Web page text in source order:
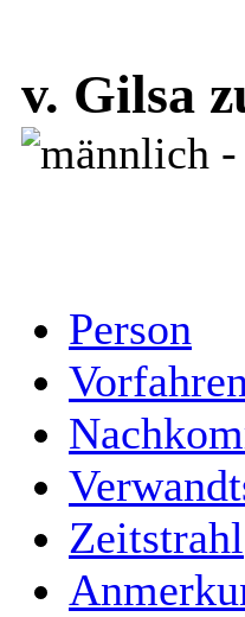
v. Gilsa
-
Person
Zeitstrahl